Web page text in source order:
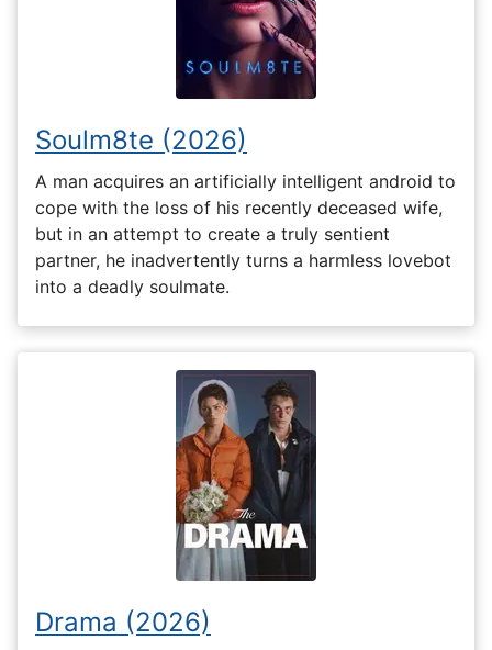
Soulm8te (2026)
A man acquires an artificially intelligent android to
cope with the loss of his recently deceased wife,
but in an attempt to create a truly sentient
partner, he inadvertently turns a harmless lovebot
into a deadly soulmate.
Drama (2026)